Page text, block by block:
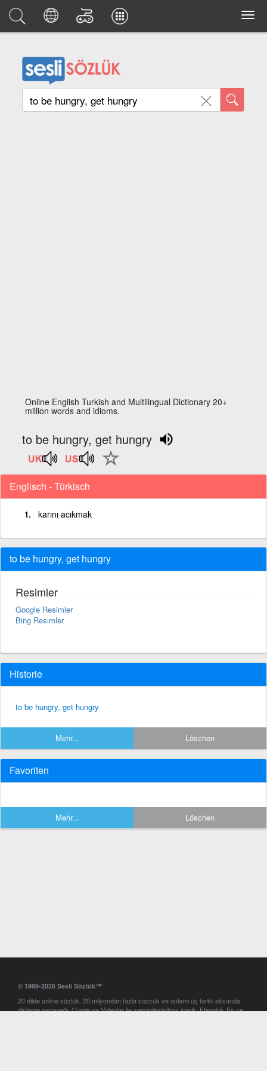
Online English Turkish and Multilingual Dictionary 20+
million words and idioms.
to be hungry, get hungry
Englisch - Türkisch
karını acıkmak
to be hungry, get hungry
Resimler
Google Resimler
Bing Resimler
Historie
to be hungry, get hungry
Mehr... Löschen
Favoriten
Mehr... Löschen
© 1999-2026 Sesli Sözlük™
20 dilde online sözlük. 20 milyondan fazla sözcük ve anlamı üç farklı aksanda
dinleme seçeneği. Cümle ve Videolar ile zenginleştirilmiş içerik. Etimoloji, Eş ve